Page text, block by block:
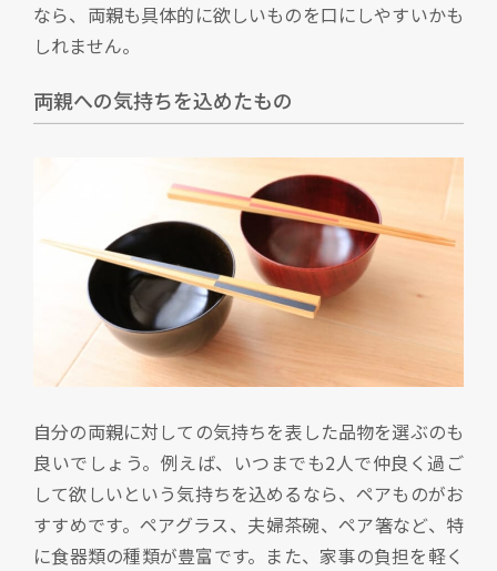
なら、両親も具体的に欲しいものを口にしやすいかも
しれません。
両親への気持ちを込めたもの
自分の両親に対しての気持ちを表した品物を選ぶのも
良いでしょう。例えば、いつまでも2人で仲良く過ご
して欲しいという気持ちを込めるなら、ペアものがお
すすめです。ペアグラス、夫婦茶碗、ペア箸など、特
に食器類の種類が豊富です。また、家事の負担を軽く